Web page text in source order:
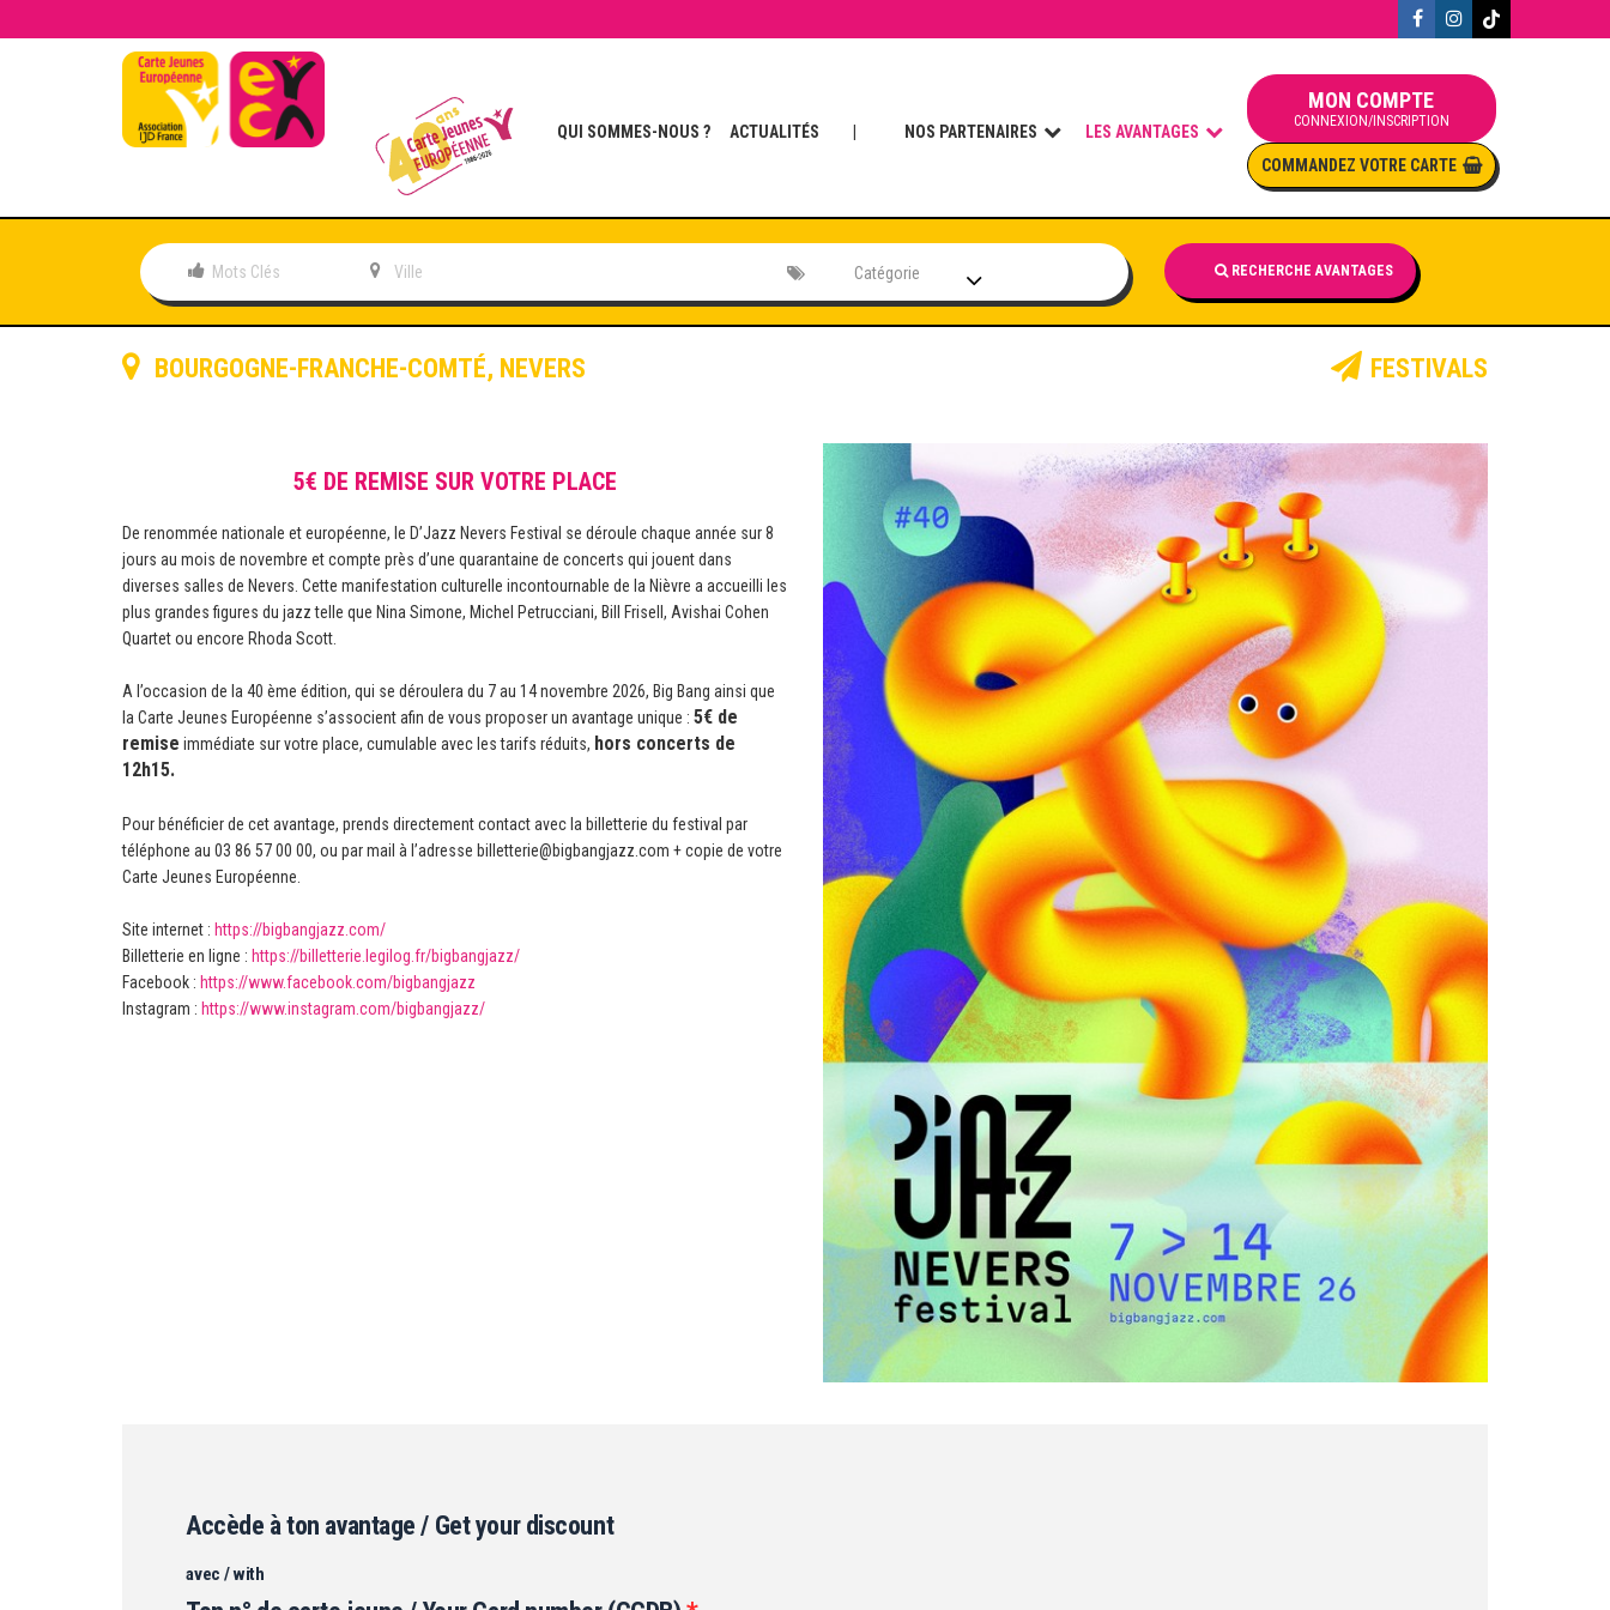
QUI SOMMES-NOUS ? ACTUALITÉS | NOS PARTENAIRES LES AVANTAGES
MON COMPTE
CONNEXION/INSCRIPTION
COMMANDEZ VOTRE CARTE
Catégorie RECHERCHE AVANTAGES
BOURGOGNE-FRANCHE-COMTÉ, NEVERS FESTIVALS
5€ DE REMISE SUR VOTRE PLACE
De renommée nationale et européenne, le D’Jazz Nevers Festival se déroule chaque année sur 8
jours au mois de novembre et compte près d’une quarantaine de concerts qui jouent dans
diverses salles de Nevers. Cette manifestation culturelle incontournable de la Nièvre a accueilli les
plus grandes figures du jazz telle que Nina Simone, Michel Petrucciani, Bill Frisell, Avishai Cohen
Quartet ou encore Rhoda Scott.
A l’occasion de la 40 ème édition, qui se déroulera du 7 au 14 novembre 2026, Big Bang ainsi que
la Carte Jeunes Européenne s’associent afin de vous proposer un avantage unique : 5€ de
remise immédiate sur votre place, cumulable avec les tarifs réduits, hors concerts de
12h15.
Pour bénéficier de cet avantage, prends directement contact avec la billetterie du festival par
téléphone au 03 86 57 00 00, ou par mail à l’adresse billetterie@bigbangjazz.com + copie de votre
Carte Jeunes Européenne.
Site internet : https://bigbangjazz.com/
Billetterie en ligne : https://billetterie.legilog.fr/bigbangjazz/
Facebook : https://www.facebook.com/bigbangjazz
Instagram : https://www.instagram.com/bigbangjazz/
Accède à ton avantage / Get your discount
avec / with